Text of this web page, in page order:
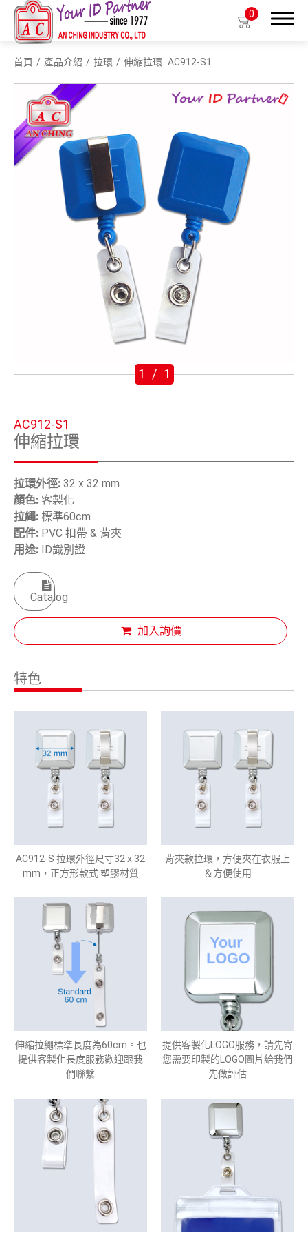
0
首頁 產品介紹 拉環 伸縮拉環 AC912-S1
1 / 1
AC912-S1
伸縮拉環
拉環外徑: 32 x 32 mm
顏色: 客製化
拉繩: 標準60cm
配件: PVC 扣帶 & 背夾
用途: ID識別證
Catalog
加入詢價
特色
AC912-S 拉環外徑尺寸32 x 32
mm，正方形款式 塑膠材質
背夾款拉環，方便夾在衣服上
＆方便使用
伸縮拉繩標準長度為60cm。也
提供客製化長度服務歡迎跟我
們聯繫
提供客製化LOGO服務，請先寄
您需要印製的LOGO圖片給我們
先做評估
產品介紹
生物基質塑膠識別證套
關於安慶
電子型錄
聯絡我們
English